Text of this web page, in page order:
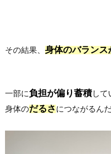
その結果、 身体のバランス
一部に負担が偏り蓄積して
身体のだるさ につながるんだ